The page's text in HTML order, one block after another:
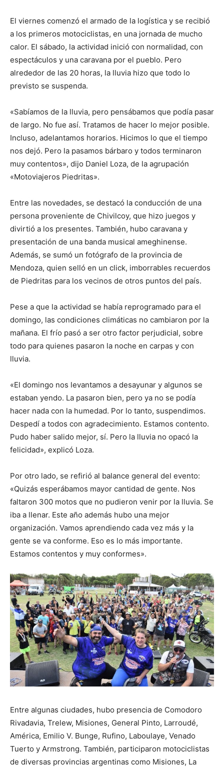
El viernes comenzó el armado de la logística y se recibió
a los primeros motociclistas, en una jornada de mucho
calor. El sábado, la actividad inició con normalidad, con
espectáculos y una caravana por el pueblo. Pero
alrededor de las 20 horas, la lluvia hizo que todo lo
previsto se suspenda.
«Sabíamos de la lluvia, pero pensábamos que podía pasar
de largo. No fue así. Tratamos de hacer lo mejor posible.
Incluso, adelantamos horarios. Hicimos lo que el tiempo
nos dejó. Pero la pasamos bárbaro y todos terminaron
muy contentos», dijo Daniel Loza, de la agrupación
«Motoviajeros Piedritas».
Entre las novedades, se destacó la conducción de una
persona proveniente de Chivilcoy, que hizo juegos y
divirtió a los presentes. También, hubo caravana y
presentación de una banda musical ameghinense.
Además, se sumó un fotógrafo de la provincia de
Mendoza, quien selló en un click, imborrables recuerdos
de Piedritas para los vecinos de otros puntos del país.
Pese a que la actividad se había reprogramado para el
domingo, las condiciones climáticas no cambiaron por la
mañana. El frío pasó a ser otro factor perjudicial, sobre
todo para quienes pasaron la noche en carpas y con
lluvia.
«El domingo nos levantamos a desayunar y algunos se
estaban yendo. La pasaron bien, pero ya no se podía
hacer nada con la humedad. Por lo tanto, suspendimos.
Despedí a todos con agradecimiento. Estamos contento.
Pudo haber salido mejor, sí. Pero la lluvia no opacó la
felicidad», explicó Loza.
Por otro lado, se refirió al balance general del evento:
«Quizás esperábamos mayor cantidad de gente. Nos
faltaron 300 motos que no pudieron venir por la lluvia. Se
iba a llenar. Este año además hubo una mejor
organización. Vamos aprendiendo cada vez más y la
gente se va conforme. Eso es lo más importante.
Estamos contentos y muy conformes».
Entre algunas ciudades, hubo presencia de Comodoro
Rivadavia, Trelew, Misiones, General Pinto, Larroudé,
América, Emilio V. Bunge, Rufino, Laboulaye, Venado
Tuerto y Armstrong. También, participaron motociclistas
de diversas provincias argentinas como Misiones, La